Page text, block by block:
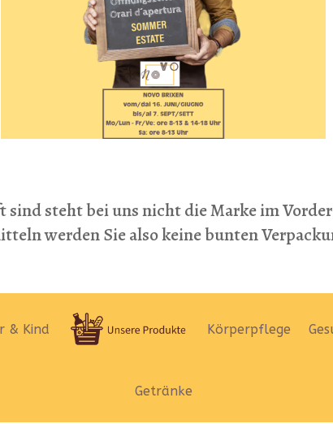
sind steht bei uns nicht die Marke im
werden Sie also keine bunten
& Kind Körperpflege
Getränke